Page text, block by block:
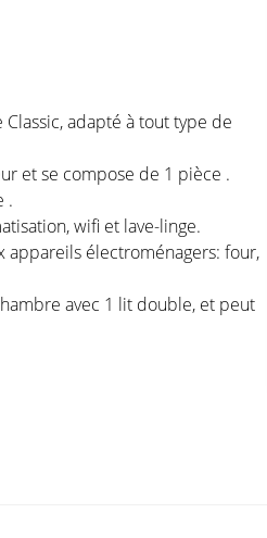
adapté à tout type de
et se compose de 1 pièce .
.
wifi et lave-linge.
appareils électroménagers: four,
avec 1 lit double, et peut